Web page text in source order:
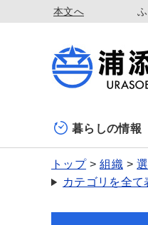
本文へ
暮らしの情報
トップ 組織
カテゴリを全て